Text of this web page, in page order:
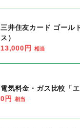
三井住友カード ゴール
ス）
13,000円
相当
電気料金・ガス比較「エ
0円
相当